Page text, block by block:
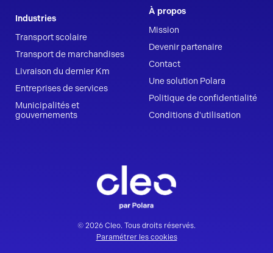
Industries
Transport scolaire
Transport de marchandises
Livraison du dernier Km
Entreprises de services
Municipalités et
gouvernements
À propos
Mission
Devenir partenaire
Contact
Une solution Polara
Politique de confidentialité
Conditions d'utilisation
© 2026 Cleo. Tous droits réservés.
Paramétrer les cookies